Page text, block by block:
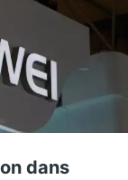
dans